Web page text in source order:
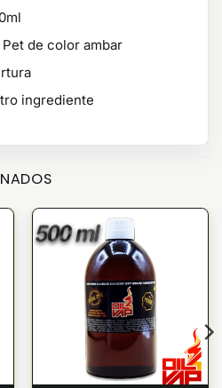
de color ambar
ingrediente